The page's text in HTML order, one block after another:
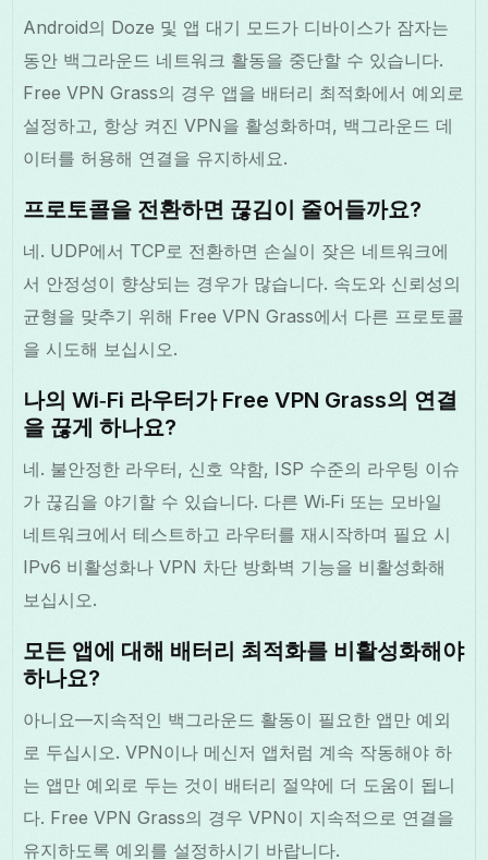
Android의 Doze 및 앱 대기 모드가 디바이스가 잠자는
동안 백그라운드 네트워크 활동을 중단할 수 있습니다.
Free VPN Grass의 경우 앱을 배터리 최적화에서 예외로
설정하고, 항상 켜진 VPN을 활성화하며, 백그라운드 데
이터를 허용해 연결을 유지하세요.
프로토콜을 전환하면 끊김이 줄어들까요?
네. UDP에서 TCP로 전환하면 손실이 잦은 네트워크에
서 안정성이 향상되는 경우가 많습니다. 속도와 신뢰성의
균형을 맞추기 위해 Free VPN Grass에서 다른 프로토콜
을 시도해 보십시오.
나의 Wi‑Fi 라우터가 Free VPN Grass의 연결
을 끊게 하나요?
네. 불안정한 라우터, 신호 약함, ISP 수준의 라우팅 이슈
가 끊김을 야기할 수 있습니다. 다른 Wi‑Fi 또는 모바일
네트워크에서 테스트하고 라우터를 재시작하며 필요 시
IPv6 비활성화나 VPN 차단 방화벽 기능을 비활성화해
보십시오.
모든 앱에 대해 배터리 최적화를 비활성화해야
하나요?
아니요—지속적인 백그라운드 활동이 필요한 앱만 예외
로 두십시오. VPN이나 메신저 앱처럼 계속 작동해야 하
는 앱만 예외로 두는 것이 배터리 절약에 더 도움이 됩니
다. Free VPN Grass의 경우 VPN이 지속적으로 연결을
유지하도록 예외를 설정하시기 바랍니다.